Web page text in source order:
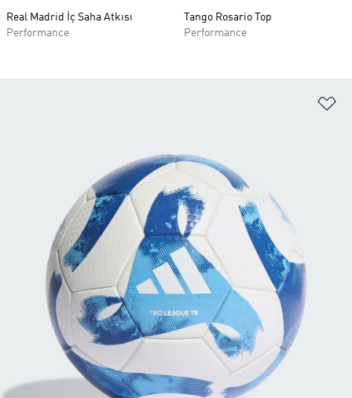
Real Madrid İç Saha Atkısı
Performance
Tango Rosario Top
Performance